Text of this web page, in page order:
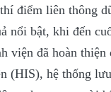
điểm liên thông
nổi bật, khi đến
viện đã hoàn
(HIS), hệ thống